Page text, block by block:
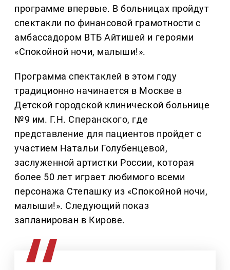
программе впервые. В больницах пройдут
спектакли по финансовой грамотности с
амбассадором ВТБ Айтишей и героями
«Спокойной ночи, малыши!».
Программа спектаклей в этом году
традиционно начинается в Москве в
Детской городской клинической больнице
№9 им. Г.Н. Сперанского, где
представление для пациентов пройдет с
участием Натальи Голубенцевой,
заслуженной артистки России, которая
более 50 лет играет любимого всеми
персонажа Степашку из «Спокойной ночи,
малыши!». Следующий показ
запланирован в Кирове.